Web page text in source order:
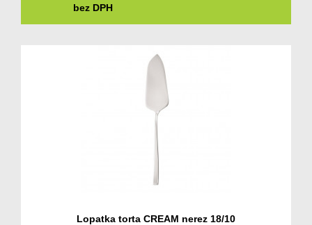
bez DPH
Lopatka torta CREAM nerez 18/10